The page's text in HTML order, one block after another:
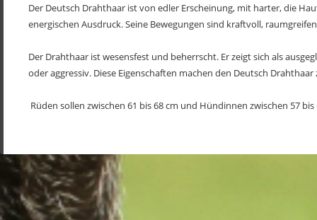
Der Deutsch Drahthaar ist von edler Erscheinung, mit harter, die
energischen Ausdruck. Seine Bewegungen sind kraftvoll,
Der Drahthaar ist wesensfest und beherrscht. Er zeigt sich als
oder aggressiv. Diese Eigenschaften machen den Deutsch
Rüden sollen zwischen 61 bis 68 cm und Hündinnen zwischen 57